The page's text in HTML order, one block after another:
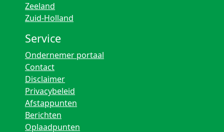
Zeeland
Zuid-Holland
Service
Ondernemer portaal
Contact
Disclaimer
Privacybeleid
Afstappunten
Berichten
Oplaadpunten